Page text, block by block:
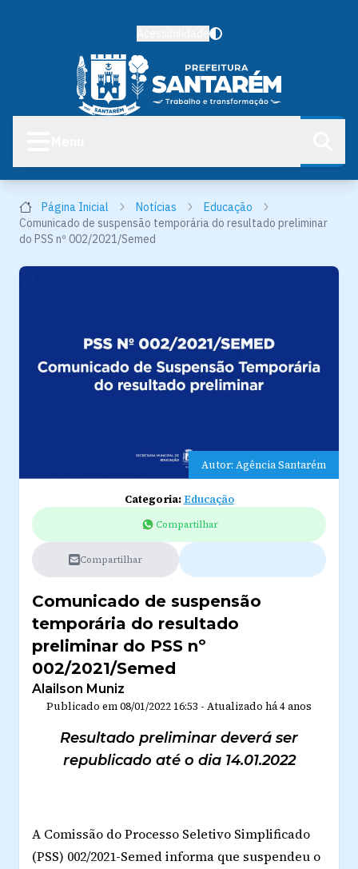
Página Inicial Notícias
Educação
Comunicado de suspensão temporária do resultado preliminar
do PSS nº 002/2021/Semed
Autor: Agência Santarém
Categoria:Educação
Compartilhar
Compartilhar
Comunicado de suspensão
temporária do resultado
preliminar do PSS nº
002/2021/Semed
Alailson Muniz
Publicado em08/01/2022 16:53 - Atualizado há 4 anos
Resultado preliminar deverá ser
republicado até o dia 14.01.2022
A Comissão do Processo Seletivo Simplificado
(PSS) 002/2021-Semed informa que suspendeu o